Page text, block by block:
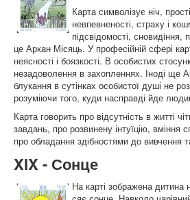
Карта символізує ніч,
невпевненості, страху і
підсвідомості, сновидіння,
це Аркан Місяць. У професійній сфері
неясності і боязкості. В особистих
незадоволення в захопленнях. Іноді ще
блукання в сутінках особистої душі не
розуміючи того, куди насправді йде
Карта говорить про відсутність в житті
завдань, про розвинену інтуїцію, вміння
про обладання здібностями до вивчення
XIX - Сонце
На карті зображена дитина